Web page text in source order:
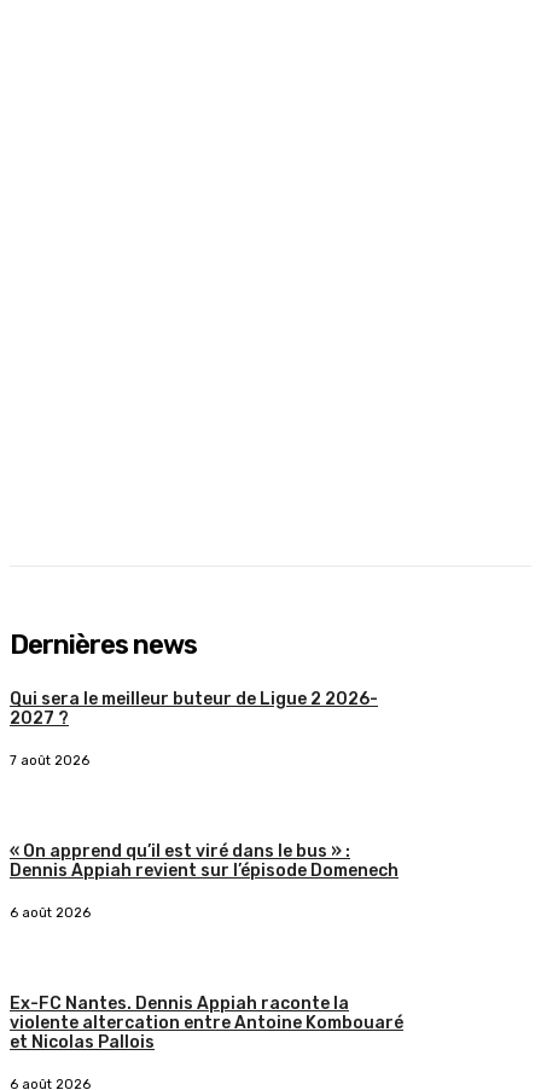
Dernières news
Qui sera le meilleur buteur de Ligue 2 2026-
2027 ?
7 août 2026
« On apprend qu’il est viré dans le bus » :
Dennis Appiah revient sur l’épisode Domenech
6 août 2026
Ex-FC Nantes. Dennis Appiah raconte la
violente altercation entre Antoine Kombouaré
et Nicolas Pallois
6 août 2026